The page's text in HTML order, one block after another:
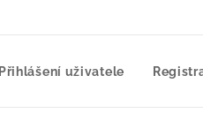
Přihlášení uživatele